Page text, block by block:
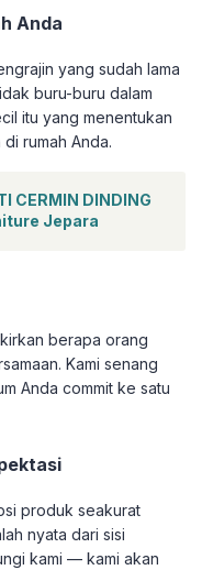
Anda
yang sudah lama
buru-buru dalam
itu yang menentukan
rumah Anda.
CERMIN DINDING
Jepara
berapa orang
Kami senang
Anda commit ke satu
produk seakurat
nyata dari sisi
kami — kami akan